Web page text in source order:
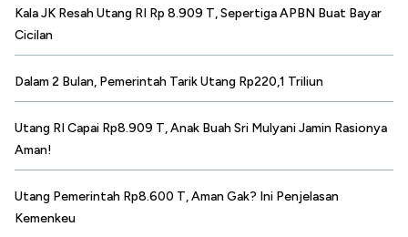
Kala JK Resah Utang RI Rp 8.909 T, Sepertiga APBN Buat Bayar
Cicilan
Dalam 2 Bulan, Pemerintah Tarik Utang Rp220,1 Triliun
Utang RI Capai Rp8.909 T, Anak Buah Sri Mulyani Jamin Rasionya
Aman!
Utang Pemerintah Rp8.600 T, Aman Gak? Ini Penjelasan
Kemenkeu